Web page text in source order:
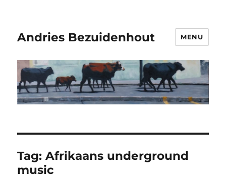
Andries Bezuidenhout MENU
Tag:Afrikaans underground
music